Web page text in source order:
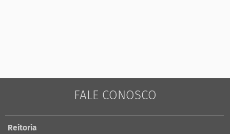
FALE CONOSCO
Reitoria